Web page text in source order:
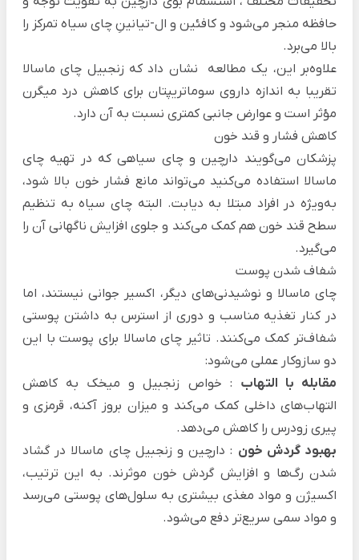
حافظه منجر می‌شود و کافئین و ال-تیانینِ چای سیاه تمرکز را
بالا می‌برد.
علاوه‌بر این، یک مطالعه ‌ نشان داد که زنجبیل چای ماسالا
تقریبا به اندازه داروی سوماتریپتان برای کاهش درد میگرن
مؤثر است و عوارض جانبی کمتری نسبت به آن دارد.
کاهش فشار و قند خون
پزشکان می‌گویند دارچین و چای سیاهی که در تهیه چای
ماسالا استفاده می‌کنید می‌تواند مانع فشار خون بالا شود،
به‌ویژه در افراد مبتلا به دیابت. البته چای سیاه به تنظیم
سطح قند خون هم کمک می‌کند و جلوی افزایش ناگهانی آن را
می‌گیرد.
شفاف شدن پوست
چای ماسالا و نوشیدنی‌های دیگر، اکسیر جوانی نیستند، اما
در کنار تغذیه مناسب و دوری از استرس به داشتن پوستی
شفاف‌تر کمک می‌کنند. تاثیر چای ماسالا برای پوست با این
دو سازوکار عملی می‌شود:
مقابله با التهاب : خواص زنجبیل و میخک به کاهش
التهاب‌های داخلی کمک می‌کند و میزان بروز آکنه، قرمزی و
پیری زودرس‌ را کاهش می‌دهد.
بهبود گردش خون : دارچین و زنجبیل چای ماسالا در گشاد
شدن رگ‌ها و افزایش گردش خون موثرند. به این ترتیب،
اکسیژن و مواد مغذی بیشتری به سلول‌های پوستی می‌رسد
و مواد سمی سریع‌تر دفع می‌شود.